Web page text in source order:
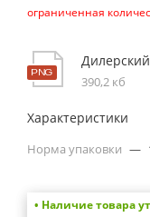
ограниченная
390,2 кб
Характеристики
Норма упаковки —
• Наличие товара